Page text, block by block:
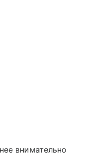
внимательно